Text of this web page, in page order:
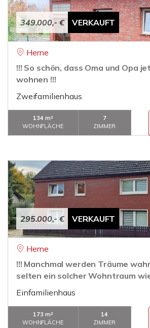
349.000,- € VERKAUFT
Herne
!!! So schön, dass Oma und Opa
wohnen !!!
Zweifamilienhaus
134 m²
WOHNFLÄCHE
7
ZIMMER
295.000,- € VERKAUFT
Herne
!!! Manchmal werden Träume
selten ein solcher Wohntraum
Einfamilienhaus
173 m²
WOHNFLÄCHE
14
ZIMMER